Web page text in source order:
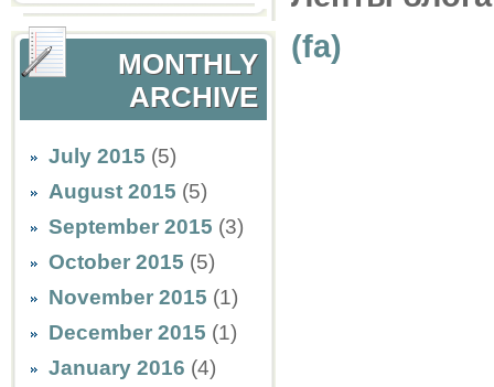
MONTHLY
ARCHIVE
July 2015 (5)
August 2015 (5)
September 2015 (3)
October 2015 (5)
November 2015 (1)
December 2015 (1)
January 2016 (4)
(fa)